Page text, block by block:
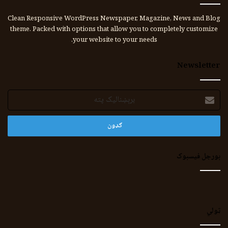
Clean Responsive WordPress Newspaper, Magazine, News and Blog
theme. Packed with options that allow you to completely customize
your website to your needs.
Newsletter
برېښنالیک
پته
بورجل فیسبوک
ټولي